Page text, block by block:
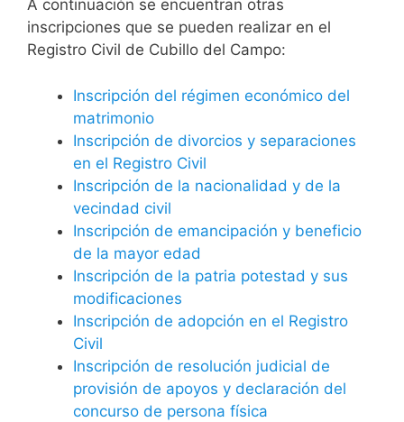
A continuación se encuentran otras
inscripciones que se pueden realizar en el
Registro Civil de Cubillo del Campo:
Inscripción del régimen económico del
matrimonio
Inscripción de divorcios y separaciones
en el Registro Civil
Inscripción de la nacionalidad y de la
vecindad civil
Inscripción de emancipación y beneficio
de la mayor edad
Inscripción de la patria potestad y sus
modificaciones
Inscripción de adopción en el Registro
Civil
Inscripción de resolución judicial de
provisión de apoyos y declaración del
concurso de persona física